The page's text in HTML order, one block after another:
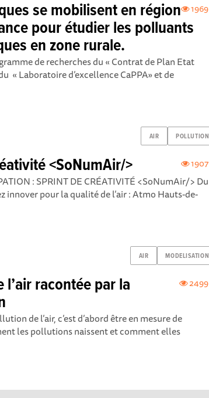
1969
se mobilisent en région
pour étudier les polluants
en zone rurale.
de recherches du « Contrat de Plan Etat
« Laboratoire d’excellence CaPPA» et de
AIR POLLUTION
1907
<SoNumAir/>
: SPRINT DE CRÉATIVITÉ <SoNumAir/> Du
innover pour la qualité de l’air : Atmo Hauts-de-
AIR MODELISATION
2499
l’air racontée par la
de l’air, c’est d’abord être en mesure de
les pollutions naissent et comment elles